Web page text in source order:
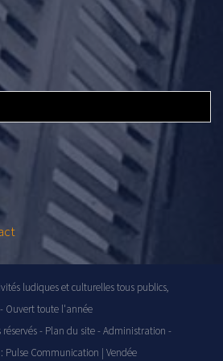
ludiques et culturelles tous publics,
Ouvert toute l'année
- Plan du site-Administration -
Pulse Communication | Vendée